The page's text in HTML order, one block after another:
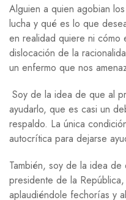
Alguien a quien agobian
lucha y qué es lo que
en realidad quiere ni
dislocación de la
un enfermo que nos
Soy de la idea de que al
ayudarlo, que es casi un
respaldo. La única
autocrítica para dejarse
También, soy de la idea
presidente de la
aplaudiéndole fechorías y